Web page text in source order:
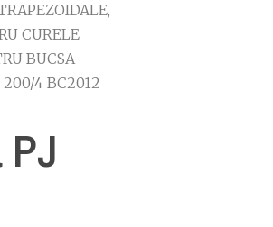
CURELE
BUCSA
200/4 BC2012